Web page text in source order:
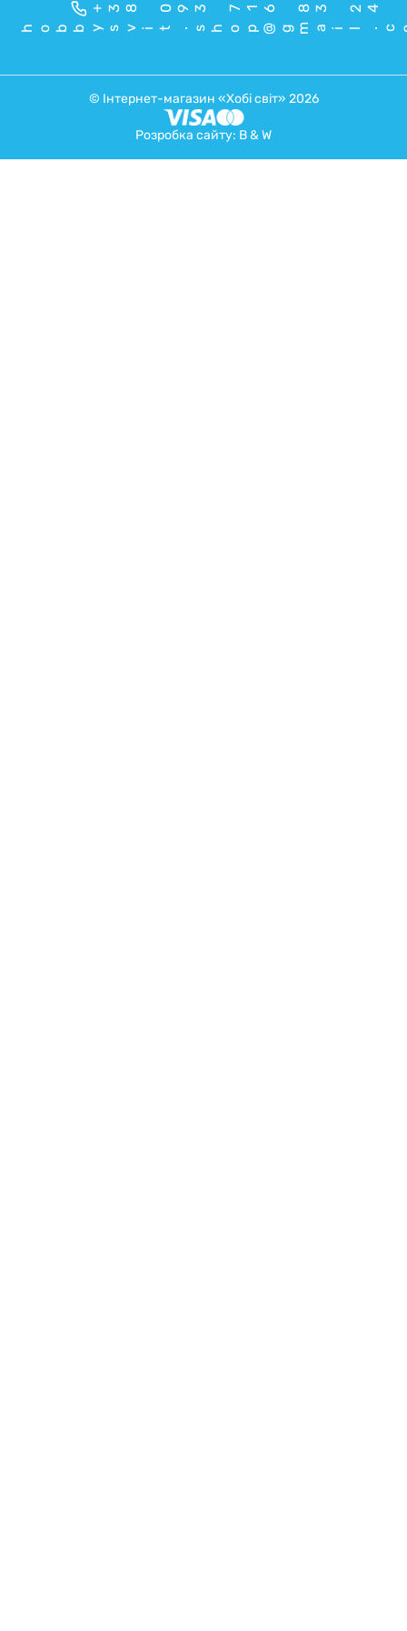
+38 093 716 83 24
© Інтернет-магазин «Хобі світ» 2026
Розробка сайту: B & W